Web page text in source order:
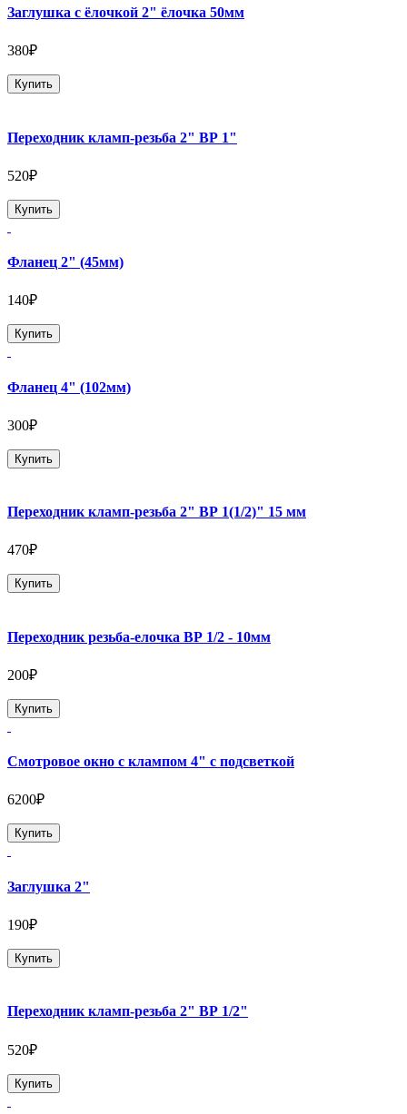
Заглушка с ёлочкой 2" ёлочка 50мм
380₽
Купить
Переходник кламп-резьба 2" ВР 1"
520₽
Купить
Фланец 2" (45мм)
140₽
Купить
Фланец 4" (102мм)
300₽
Купить
Переходник кламп-резьба 2" ВР 1(1/2)" 15 мм
470₽
Купить
Переходник резьба-елочка ВР 1/2 - 10мм
200₽
Купить
Смотровое окно с клампом 4" с подсветкой
6200₽
Купить
Заглушка 2"
190₽
Купить
Переходник кламп-резьба 2" ВР 1/2"
520₽
Купить